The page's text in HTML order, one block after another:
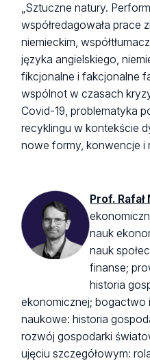
„Sztuczne natury.
współredagowała prace
niemieckim,
języka angielskiego,
fikcjonalne i fakcjonalne
wspólnot w czasach
Covid-19, problematyka
recyklingu w kontekście
nowe formy, konwencje
Prof.
nauk
nauk
finanse;
historia
ekonomicznej; bogactwo
naukowe: historia
rozwój gospodarki
ujęciu szczegółowym: